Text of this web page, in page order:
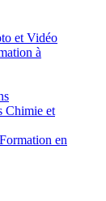
et Vidéo
à
Chimie et
Formation en